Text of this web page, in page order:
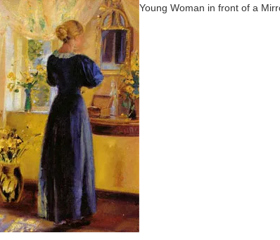
Young Woman in front of a